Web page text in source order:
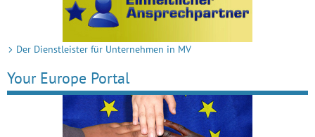
Der Dienst­­leis­­­ter für Un­­­ter­­­neh­­­men in MV
Your Europe Portal